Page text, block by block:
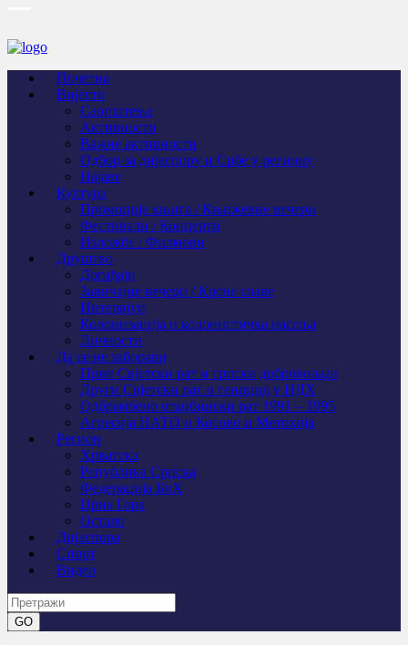
Почетна
Вијести
Саопштења
Активности
Важне активности
Одбор за дијаспору и Србе у региону
Најаве
Култура
Промоције књига / Књижевне вечери
Фестивали / Концерти
Изложбе / Филмови
Друштво
Догађаји
Завичајне вечери / Крсне славе
Интервјуи
Колонизација и колонистичка насеља
Личности
Да се не заборави
Први Свјeтски рат и српски добровољци
Други Свјетски рат и геноцид у НДХ
Одбрамбено отаџбински рат 1991 – 1995
Агресија НАТО и Косово и Метохија
Регион
Хрватска
Република Српска
Федерација БиХ
Црна Гора
Остало
Дијаспора
Спорт
Видео